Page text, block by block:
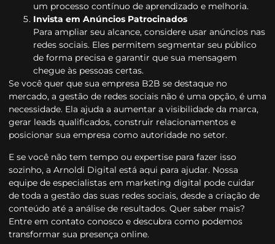
um processo contínuo de aprendizado e melhoria.
Invista em Anúncios Patrocinados
Para ampliar seu alcance, considere usar anúncios nas
redes sociais. Eles permitem segmentar seu público
de forma precisa e garantir que sua mensagem
chegue às pessoas certas.
Se você quer que sua empresa B2B se destaque no
mercado, a gestão de redes sociais não é uma opção, é uma
necessidade. Ela ajuda a aumentar a visibilidade da marca,
gerar leads qualificados, construir relacionamentos e
posicionar sua empresa como autoridade no setor.
E se você não tem tempo ou expertise para fazer isso
sozinho, a Arnoldi Digital está aqui para ajudar. Nossa
equipe de especialistas em marketing digital pode cuidar
de toda a gestão das suas redes sociais, desde a criação de
conteúdo até a análise de resultados. Quer saber mais?
Entre em contato conosco e descubra como podemos
transformar sua presença online.